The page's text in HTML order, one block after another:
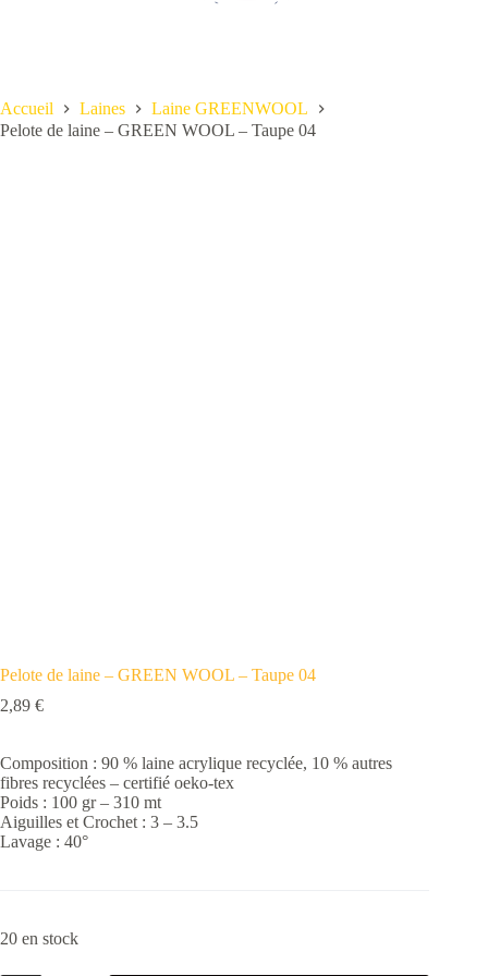
Accueil Laines
Laine GREENWOOL
Pelote de laine – GREEN WOOL – Taupe 04
Pelote de laine – GREEN WOOL – Taupe 04
2,89 €
Composition : 90 % laine acrylique recyclée, 10 % autres
fibres recyclées – certifié oeko-tex
Poids : 100 gr – 310 mt
Aiguilles et Crochet : 3 – 3.5
Lavage : 40°
20 en stock